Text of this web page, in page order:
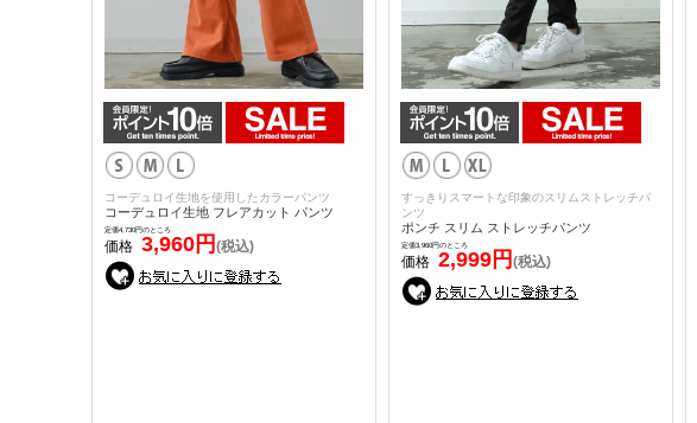
コーデュロイ生地を使用したカラーパンツ
コーデュロイ生地 フレアカット パンツ
定価4,730円のところ
価格 3,960円 (税込)
すっきりスマートな印象のスリムストレッチパ
ンツ
ポンチ スリム ストレッチパンツ
定価3,960円のところ
価格 2,999円 (税込)